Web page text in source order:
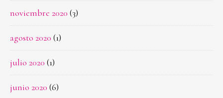
noviembre 2020 (3)
agosto 2020 (1)
julio 2020 (1)
junio 2020 (6)